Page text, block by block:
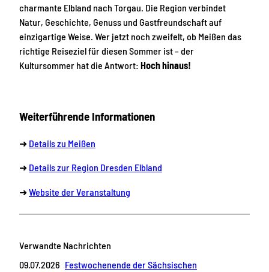
charmante Elbland nach Torgau. Die Region verbindet
Natur, Geschichte, Genuss und Gastfreundschaft auf
einzigartige Weise. Wer jetzt noch zweifelt, ob Meißen das
richtige Reiseziel für diesen Sommer ist – der
Kultursommer hat die Antwort: Hoch hinaus!
Weiterführende Informationen
➜ Details zu Meißen
➜ Details zur Region Dresden Elbland
➜Website der Veranstaltung
Verwandte Nachrichten
09.07.2026 Festwochenende der Sächsischen